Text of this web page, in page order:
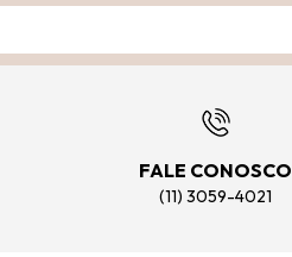
FALE CONOSCO
(11) 3059-4021